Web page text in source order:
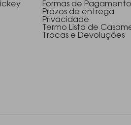
Formas de
Prazos de entrega
Privacidade
Termo Lista de
Trocas e Devoluções